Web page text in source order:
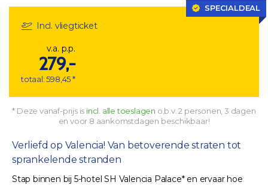
SPECIALDEAL
Incl. vliegticket
v.a. p.p.
279,-
totaal: 598,45 *
* Deze vanaf-prijs is incl. alle toeslagen o.b.v. 2 personen, 3 dagen
en voor 8 aankomstdagen beschikbaar!
Verliefd op Valencia! Van betoverende straten tot
sprankelende stranden
Stap binnen bij 5-hotel SH Valencia Palace* en ervaar hoe